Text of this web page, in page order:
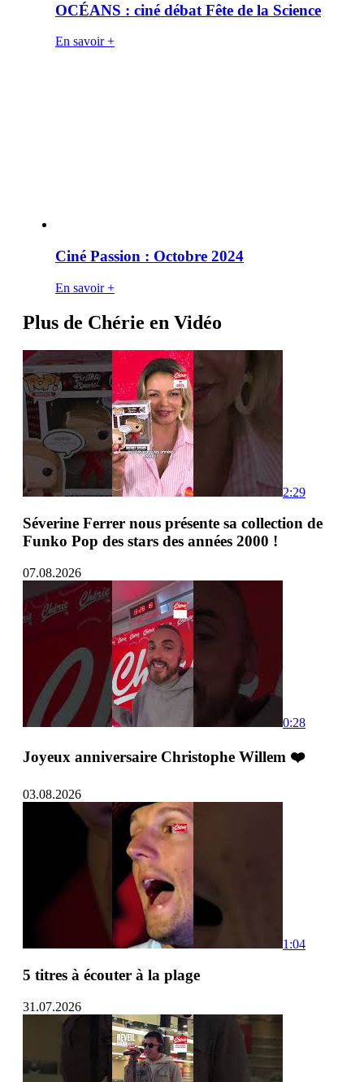
OCÉANS : ciné débat Fête de la Science
En savoir +
Ciné Passion : Octobre 2024
En savoir +
Plus de Chérie en Vidéo
2:29
Séverine Ferrer nous présente sa collection de
Funko Pop des stars des années 2000 !
07.08.2026
0:28
Joyeux anniversaire Christophe Willem ❤️
03.08.2026
1:04
5 titres à écouter à la plage
31.07.2026